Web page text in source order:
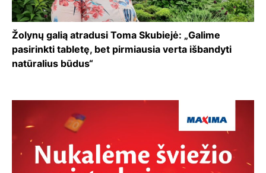
Žolynų galią atradusi Toma Skubiejė: „Galime
pasirinkti tabletę, bet pirmiausia verta išbandyti
natūralius būdus“